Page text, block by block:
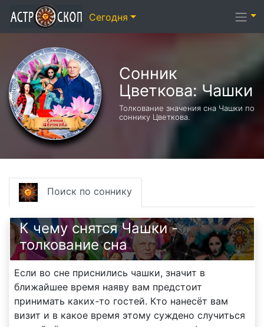
Сонник
Цветкова: Чашки
Толкование значения сна Чашки по
соннику Цветкова.
Поиск по соннику
К чему снятся Чашки -
толкование сна
Если во сне приснились чашки, значит в
ближайшее время наяву вам предстоит
принимать каких-то гостей. Кто нанесёт вам
визит и в какое время этому суждено случиться
Сегодня